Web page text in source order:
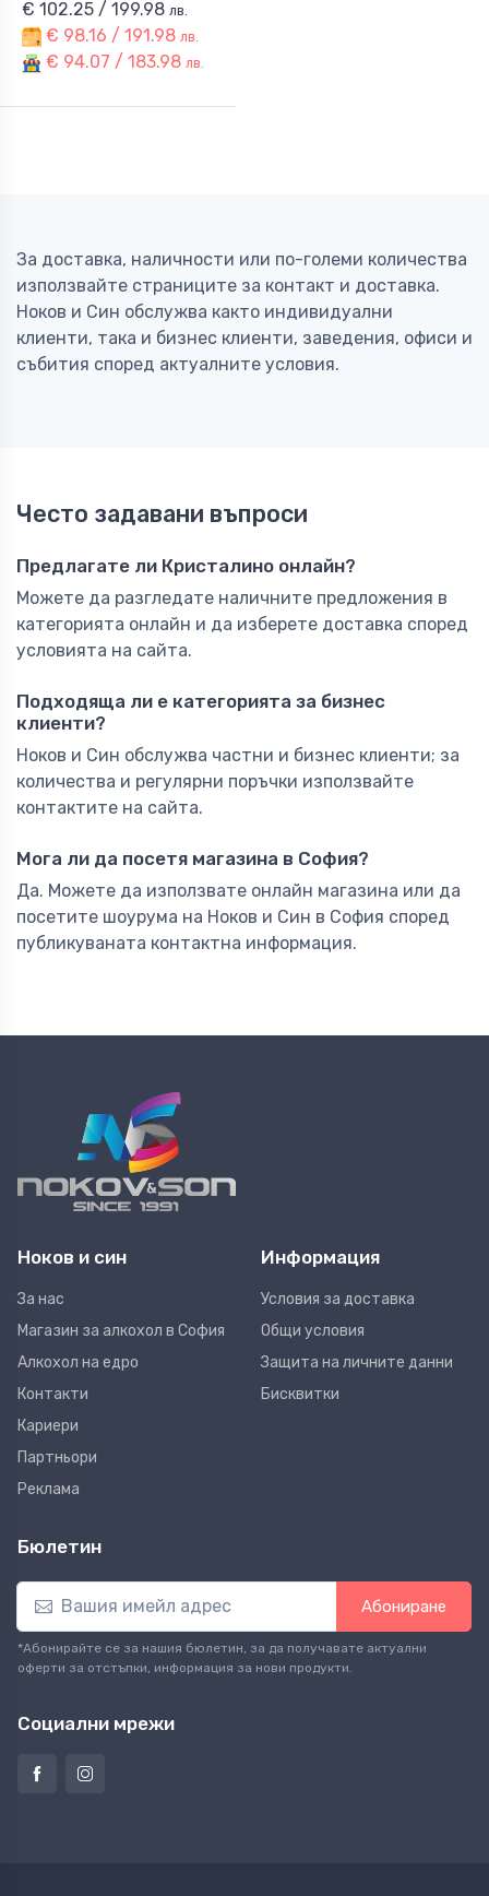
€ 102.25 / 199.98 лв.
€ 98.16 / 191.98 лв.
€ 94.07 / 183.98 лв.
За доставка, наличности или по-големи количества
използвайте страниците за контакт и доставка.
Ноков и Син обслужва както индивидуални
клиенти, така и бизнес клиенти, заведения, офиси и
събития според актуалните условия.
Често задавани въпроси
Предлагате ли Кристалино онлайн?
Можете да разгледате наличните предложения в
категорията онлайн и да изберете доставка според
условията на сайта.
Подходяща ли е категорията за бизнес
клиенти?
Ноков и Син обслужва частни и бизнес клиенти; за
количества и регулярни поръчки използвайте
контактите на сайта.
Мога ли да посетя магазина в София?
Да. Можете да използвате онлайн магазина или да
посетите шоурума на Ноков и Син в София според
публикуваната контактна информация.
Ноков и син
За нас
Магазин за алкохол в София
Алкохол на едро
Контакти
Кариери
Партньори
Реклама
Информация
Условия за доставка
Общи условия
Защита на личните данни
Бисквитки
Бюлетин
Абониране
*Абонирайте се за нашия бюлетин, за да получавате актуални
оферти за отстъпки, информация за нови продукти.
Социални мрежи